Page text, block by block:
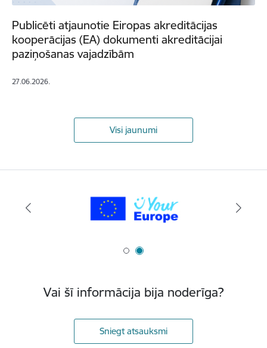
Publicēti atjaunotie Eiropas akreditācijas
kooperācijas (EA) dokumenti akreditācijai
paziņošanas vajadzībām
27.06.2026.
Visi jaunumi
Vai šī informācija bija noderīga?
Sniegt atsauksmi